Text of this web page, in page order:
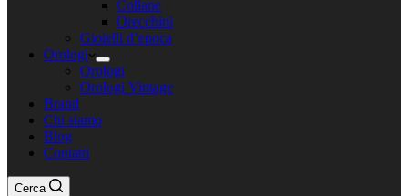
Collane
Orecchini
Gioielli d’epoca
Orologi
Orologi
Orologi Vintage
Brand
Chi siamo
Blog
Contatti
Cerca